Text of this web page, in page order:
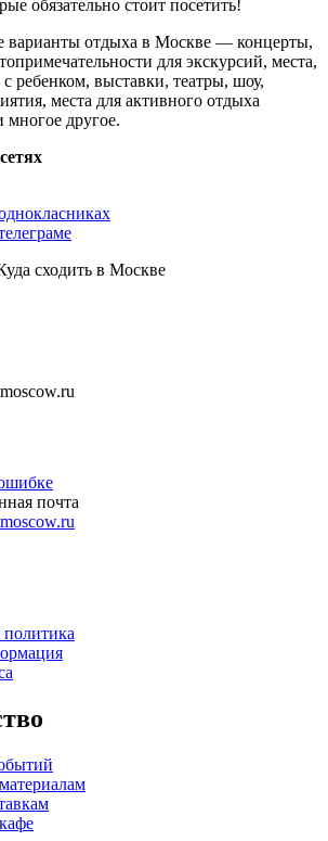
обязательно стоит посетить!
отдыха в Москве — концерты,
для экскурсий, места,
ребенком, выставки, театры, шоу,
места для активного отдыха
многое другое.
сходить в Москве
почта